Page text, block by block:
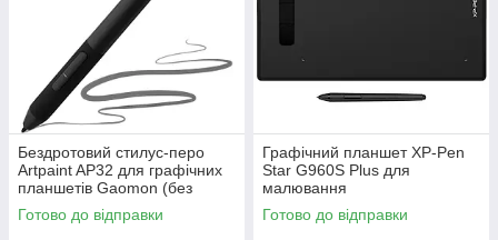
Бездротовий стилус-перо
Artpaint AP32 для графічних
планшетів Gaomon (без
коробки)
Готово до відправки
Графічний планшет XP-Pen
Star G960S Plus для
малювання
Готово до відправки